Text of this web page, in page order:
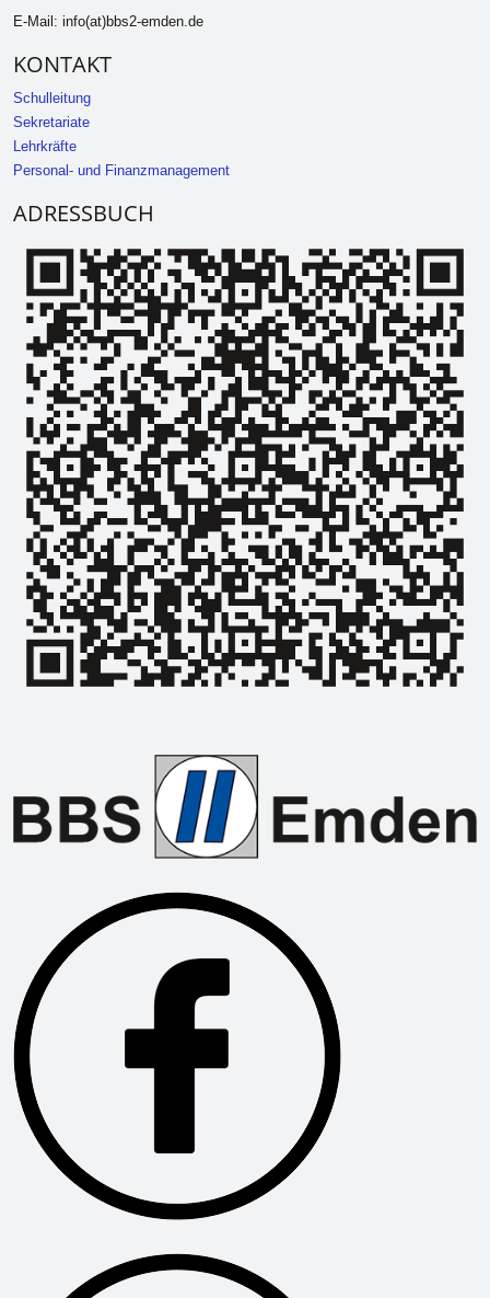
E-Mail: info(at)bbs2-emden.de
KONTAKT
Schulleitung
Sekretariate
Lehrkräfte
Personal- und Finanzmanagement
ADRESSBUCH